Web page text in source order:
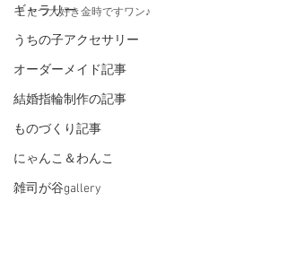
ギャラリー
うちの子アクセサリー
オーダーメイド記事
結婚指輪制作の記事
ものづくり記事
にゃんこ＆わんこ
雑司が谷gallery
こたつ大好き金時ですワン♪